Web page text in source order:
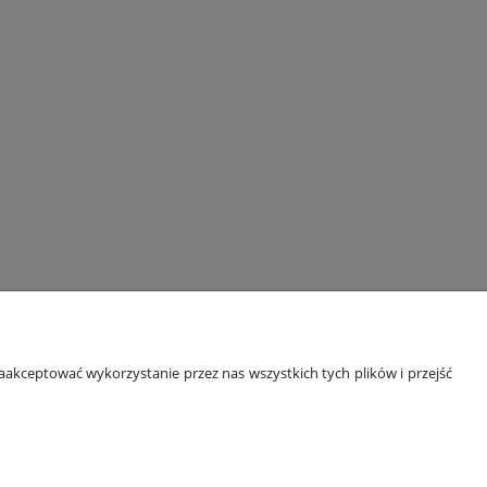
O NAS
wykorzystanie przez nas wszystkich tych plików i przejść